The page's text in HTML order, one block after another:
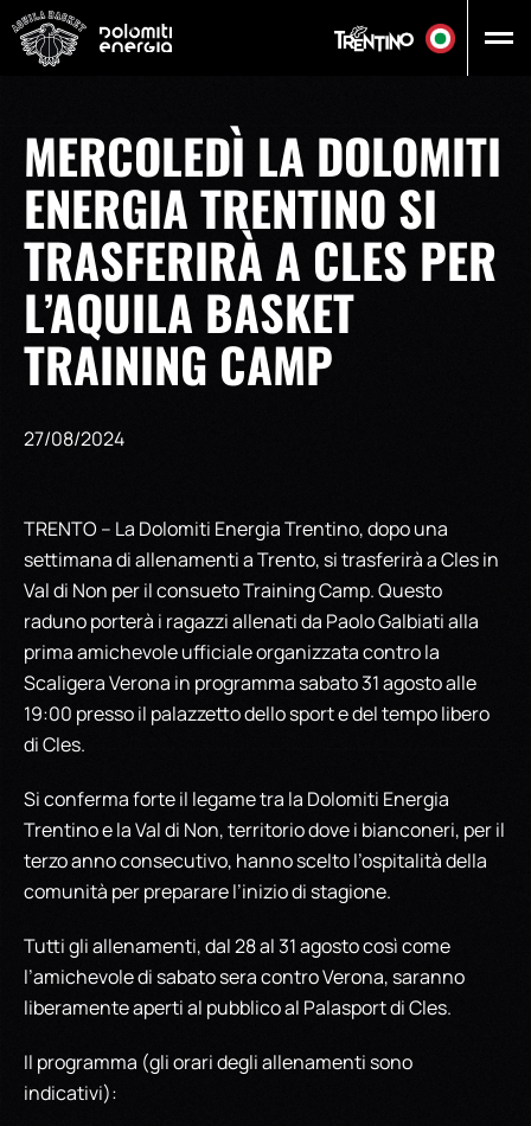
MERCOLEDÌ LA DOLOMITI
ENERGIA TRENTINO SI
TRASFERIRÀ A CLES PER
L’AQUILA BASKET
TRAINING CAMP
27/08/2024
TRENTO – La Dolomiti Energia Trentino, dopo una
settimana di allenamenti a Trento, si trasferirà a Cles in
Val di Non per il consueto Training Camp. Questo
raduno porterà i ragazzi allenati da Paolo Galbiati alla
prima amichevole ufficiale organizzata contro la
Scaligera Verona in programma sabato 31 agosto alle
19:00 presso il palazzetto dello sport e del tempo libero
di Cles.
Si conferma forte il legame tra la Dolomiti Energia
Trentino e la Val di Non, territorio dove i bianconeri, per il
terzo anno consecutivo, hanno scelto l’ospitalità della
comunità per preparare l’inizio di stagione.
Tutti gli allenamenti, dal 28 al 31 agosto così come
l’amichevole di sabato sera contro Verona, saranno
liberamente aperti al pubblico al Palasport di Cles.
Il programma (gli orari degli allenamenti sono
indicativi):